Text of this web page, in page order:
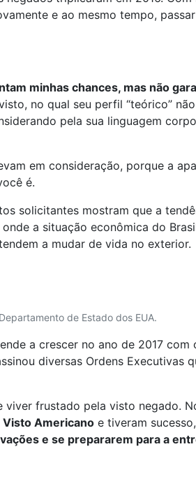
e ao mesmo tempo,
minhas chances, mas não
no qual seu perfil “teórico”
pela sua linguagem
em consideração, porque a
é.
solicitantes mostram que a
a situação econômica do
a mudar de vida no exterior.
de Estado dos EUA.
a crescer no ano de 2017 com
diversas Ordens Executivas
frustado pela visto negado.
Visto Americano e tiveram sucesso,
e se prepararem para a